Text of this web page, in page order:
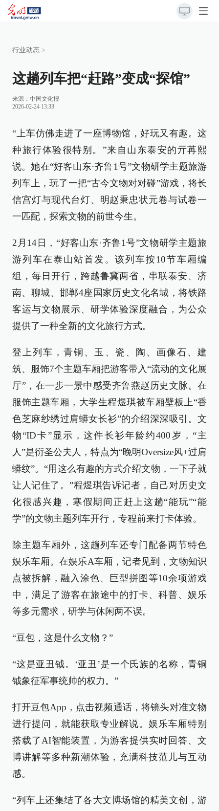
行业动态 >
这趟列车把“赶路”变成“探馆”
来源： 中国文化报
2026-02-24 13:33
“上车仿佛走进了一座博物馆，好玩又有趣。这
种旅行体验很特别。”来自山东泰安的亓苒熙
说。她在“好客山东·齐鲁1号”文物研学主题旅游
列车上，玩了一把“古今文物对对碰”游戏，将长
信宫灯与现代台灯、明赵秉忠状元卷与试卷一
一匹配，探索文物的前世今生。
2月14日，“好客山东·齐鲁1号”文物研学主题旅
游列车在泰山站首发。该列车按10节车厢编
组，每日开行，跨越鲁冀两省，串联泰安、济
南、聊城、邯郸4座国家历史文化名城，将铁路
客运与文物展示、研学体验深度融合，为公众
提供了一种全新的文化旅行方式。
登上列车，青铜、玉、瓷、陶、画像石、建
筑、服饰7个主题车厢把游客带入“流动的文化展
厅”，在一步一景中感受齐鲁燕赵历史文脉。在
服饰主题车厢，大学生程煜琪被车厢壁板上“香
色芝麻纱绣过肩蟒女长衫”的介绍深深吸引。文
物“ID卡”显示，这件长衫年龄约400岁，“主
人”是衍圣公夫人，特点为“晚明Oversize风+过肩
蟒纹”。“用这么有趣的方式介绍文物，一下子就
让人记住了。”程煜琪告诉记者，自己对历史文
化很感兴趣，寒假期间正赶上这趟“能玩”“能
学”的文物主题列车开行，专程前来打卡体验。
除主题车厢外，这趟列车还专门配备两节特色
娱乐车厢。在娱乐A车厢，记者见到，文物知识
点被拆解，融入涂色、巨型拼图等10余项游戏
中，满足了游客在旅途中的打卡、科普、娱乐
等多元需求，研学与休闲两不误。
“豆包，这是什么文物？”
“这是亚丑钺。‘亚丑’是一个氏族的名称，青铜
钺象征军事统帅的权力。”
打开豆包App，点击视频通话，将镜头对准文物
进行提问，就能获取专业解说。娱乐车厢特别
搭载了AI智能装置，为游客提供实时回答、文
博讲解等多种新潮体验，充满科技范儿与互动
感。
“列车上还集结了各大文博场馆的精美文创，游